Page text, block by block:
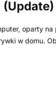
oparty
w domu.